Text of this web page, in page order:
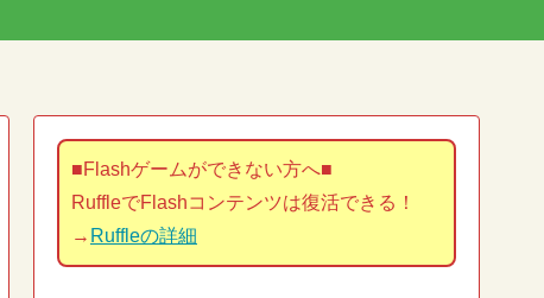
■Flashゲームができない方へ■
RuffleでFlashコンテンツは復活できる！
→ Ruffleの詳細